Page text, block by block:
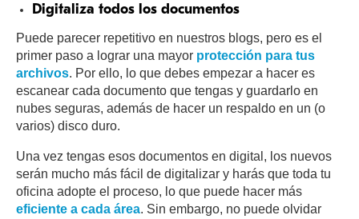
Digitaliza todos los documentos
Puede parecer repetitivo en nuestros blogs, pero es el
primer paso a lograr una mayor protección para tus
archivos. Por ello, lo que debes empezar a hacer es
escanear cada documento que tengas y guardarlo en
nubes seguras, además de hacer un respaldo en un (o
varios) disco duro.
Una vez tengas esos documentos en digital, los nuevos
serán mucho más fácil de digitalizar y harás que toda tu
oficina adopte el proceso, lo que puede hacer más
eficiente a cada área. Sin embargo, no puede olvidar